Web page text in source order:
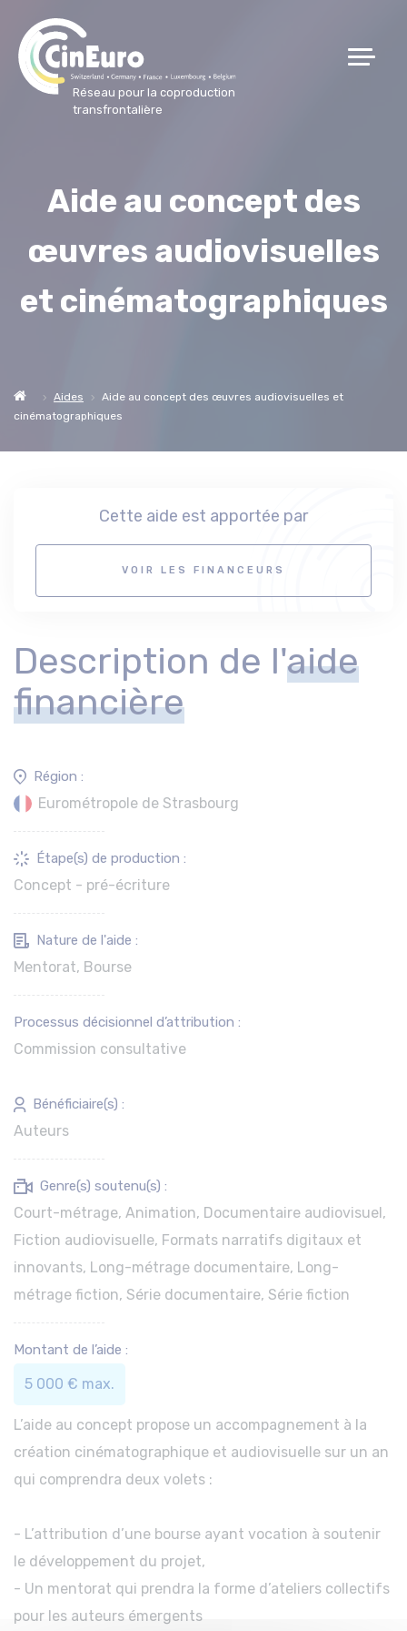
Réseau pour la coproduction
transfrontalière
Aide au concept des
œuvres audiovisuelles
et cinématographiques
Aides
Aide au concept des œuvres audiovisuelles et
cinématographiques
Cette aide est apportée par
VOIR LES FINANCEURS
Description de l'aide
financière
Région :
Eurométropole de Strasbourg
Étape(s) de production :
Concept - pré-écriture
Nature de l'aide :
Mentorat, Bourse
Processus décisionnel d’attribution :
Commission consultative
Bénéficiaire(s) :
Auteurs
Genre(s) soutenu(s) :
Court-métrage, Animation, Documentaire audiovisuel,
Fiction audiovisuelle, Formats narratifs digitaux et
innovants, Long-métrage documentaire, Long-
métrage fiction, Série documentaire, Série fiction
Montant de l’aide :
5 000 € max.
L’aide au concept propose un accompagnement à la
création cinématographique et audiovisuelle sur un an
qui comprendra deux volets :
- L’attribution d’une bourse ayant vocation à soutenir
le développement du projet,
- Un mentorat qui prendra la forme d’ateliers collectifs
pour les auteurs émergents